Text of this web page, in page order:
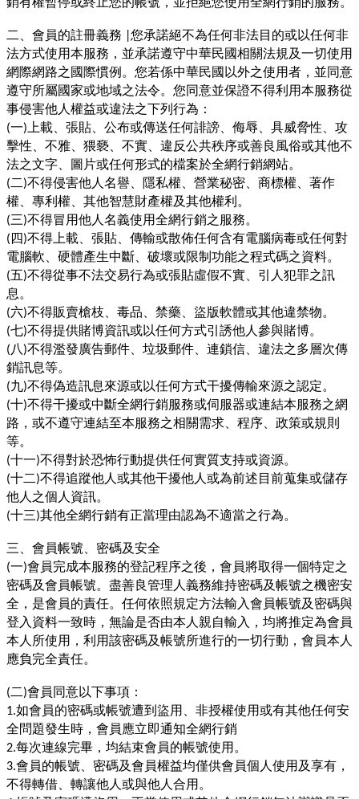
二、會員的註冊義務 您承諾絕不為任何非法目的或以任何非
法方式使用本服務，並承諾遵守中華民國相關法規及一切使用
網際網路之國際慣例。您若係中華民國以外之使用者，並同意
遵守所屬國家或地域之法令。您同意並保證不得利用本服務從
事侵害他人權益或違法之下列行為：
(一)上載、張貼、公布或傳送任何誹謗、侮辱、具威脅性、攻
擊性、不雅、猥褻、不實、違反公共秩序或善良風俗或其他不
法之文字、圖片或任何形式的檔案於全網行銷網站。
(二)不得侵害他人名譽、隱私權、營業秘密、商標權、著作
權、專利權、其他智慧財產權及其他權利。
(三)不得冒用他人名義使用全網行銷之服務。
(四)不得上載、張貼、傳輸或散佈任何含有電腦病毒或任何對
電腦軟、硬體產生中斷、破壞或限制功能之程式碼之資料。
(五)不得從事不法交易行為或張貼虛假不實、引人犯罪之訊
息。
(六)不得販賣槍枝、毒品、禁藥、盜版軟體或其他違禁物。
(七)不得提供賭博資訊或以任何方式引誘他人參與賭博。
(八)不得濫發廣告郵件、垃圾郵件、連鎖信、違法之多層次傳
銷訊息等。
(九)不得偽造訊息來源或以任何方式干擾傳輸來源之認定。
(十)不得干擾或中斷全網行銷服務或伺服器或連結本服務之網
路，或不遵守連結至本服務之相關需求、程序、政策或規則
等。
(十一)不得對於恐怖行動提供任何實質支持或資源。
(十二)不得追蹤他人或其他干擾他人或為前述目前蒐集或儲存
他人之個人資訊。
(十三)其他全網行銷有正當理由認為不適當之行為。
三、會員帳號、密碼及安全
(一)會員完成本服務的登記程序之後，會員將取得一個特定之
密碼及會員帳號。盡善良管理人義務維持密碼及帳號之機密安
全，是會員的責任。任何依照規定方法輸入會員帳號及密碼與
登入資料一致時，無論是否由本人親自輸入，均將推定為會員
本人所使用，利用該密碼及帳號所進行的一切行動，會員本人
應負完全責任。
(二)會員同意以下事項：
1.如會員的密碼或帳號遭到盜用、非授權使用或有其他任何安
全問題發生時，會員應立即通知全網行銷
2.每次連線完畢，均結束會員的帳號使用。
3.會員的帳號、密碼及會員權益均僅供會員個人使用及享有，
不得轉借、轉讓他人或與他人合用。